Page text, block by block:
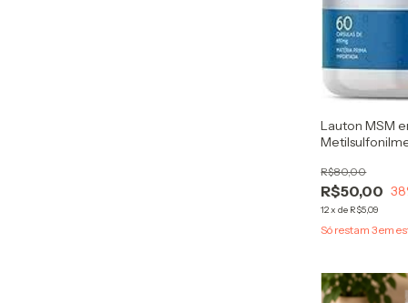
Lauton MSM
R$50,00
R$80,00
38
12xde R$5,09
Só restam3em